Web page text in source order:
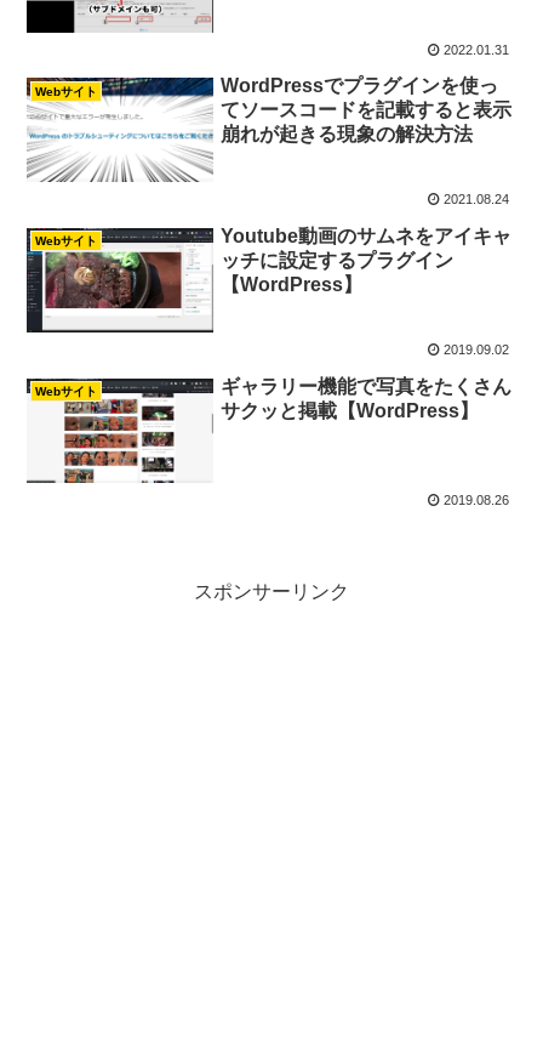
2022.01.31
Webサイト
WordPressでプラグインを使っ
てソースコードを記載すると表示
崩れが起きる現象の解決方法
2021.08.24
Webサイト
Youtube動画のサムネをアイキャ
ッチに設定するプラグイン
【WordPress】
2019.09.02
Webサイト
ギャラリー機能で写真をたくさん
サクッと掲載【WordPress】
2019.08.26
スポンサーリンク